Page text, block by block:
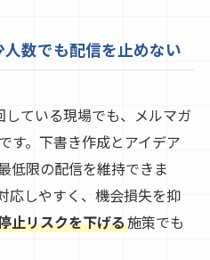
数でも配信を止めない
ている現場でも、メルマガ
す。下書き作成とアイデア
低限の配信を維持できま
応しやすく、機会損失を抑
止リスクを下げる施策でも